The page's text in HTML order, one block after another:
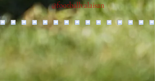
@footballvalaisan